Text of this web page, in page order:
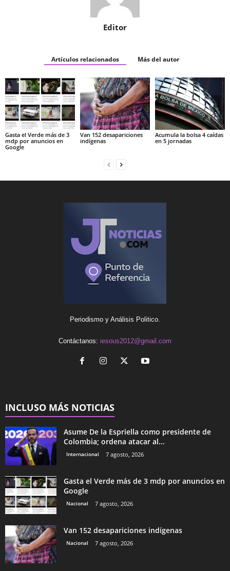
Editor
Artículos relacionados Más del autor
Gasta el Verde más de 3
mdp por anuncios en
Google
Van 152 desapariciones
indígenas
Acumula la bolsa 4 caídas
en 5 jornadas
Periodismo y Análisis Politico.
Contáctanos: iesous2012@gmail.com
INCLUSO MÁS NOTICIAS
Asume De la Espriella como presidente de
Colombia; ordena atacar al...
Internacional 7 agosto, 2026
Gasta el Verde más de 3 mdp por anuncios en
Google
Nacional 7 agosto, 2026
Van 152 desapariciones indígenas
Nacional 7 agosto, 2026